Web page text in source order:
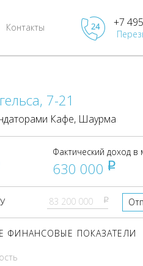
Контакты +7
7-21
Кафе, Шаурма
Фактический доход в
630 000 pуб
pуб
ФИНАНСОВЫЕ ПОКАЗАТЕЛИ